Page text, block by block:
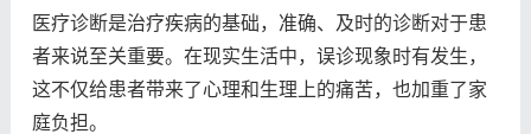
医疗诊断是治疗疾病的基础，准确、及时的诊断对于患
者来说至关重要。在现实生活中，误诊现象时有发生，
这不仅给患者带来了心理和生理上的痛苦，也加重了家
庭负担。